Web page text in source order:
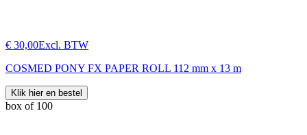
€ 30,00Excl. BTW
COSMED PONY FX PAPER ROLL 112 mm x 13 m
Klik hier en bestel
box of 100